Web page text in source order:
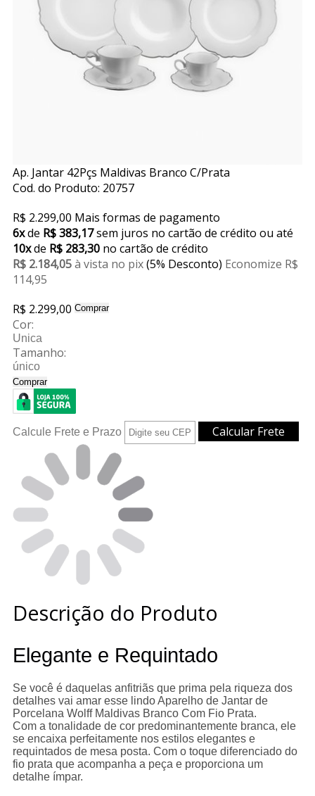
Ap. Jantar 42Pçs Maldivas Branco C/Prata
Cod. do Produto: 20757
R$ 2.299,00 Mais formas de pagamento
6xde R$ 383,17 sem juros no cartão de crédito ou até
10xde R$ 283,30no cartão de crédito
R$ 2.184,05à vista no pix(5% Desconto) Economize R$
114,95
R$ 2.299,00 Comprar
Cor:
Unica
Tamanho:
único
Comprar
Calcule Frete e Prazo
Descrição do Produto
Elegante e Requintado
Se você é daquelas anfitriãs que prima pela riqueza dos
detalhes vai amar esse lindo Aparelho de Jantar de
Porcelana Wolff Maldivas Branco Com Fio Prata.
Com a tonalidade de cor predominantemente branca, ele
se encaixa perfeitamente nos estilos elegantes e
requintados de mesa posta. Com o toque diferenciado do
fio prata que acompanha a peça e proporciona um
detalhe ímpar.